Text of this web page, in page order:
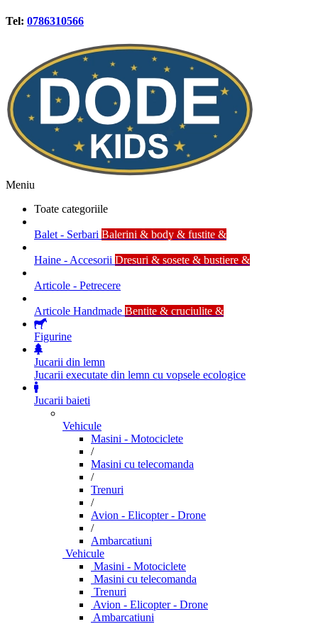
Tel: 0786310566
Meniu
Toate categoriile
Balet - Serbari Balerini & body & fustite &
Haine - Accesorii Dresuri & sosete & bustiere &
Articole - Petrecere
Articole Handmade Bentite & cruciulite &
Figurine
Jucarii din lemn
Jucarii executate din lemn cu vopsele ecologice
Jucarii baieti
Vehicule
Masini - Motociclete
/
Masini cu telecomanda
/
Trenuri
/
Avion - Elicopter - Drone
/
Ambarcatiuni
Vehicule
Masini - Motociclete
Masini cu telecomanda
Trenuri
Avion - Elicopter - Drone
Ambarcatiuni